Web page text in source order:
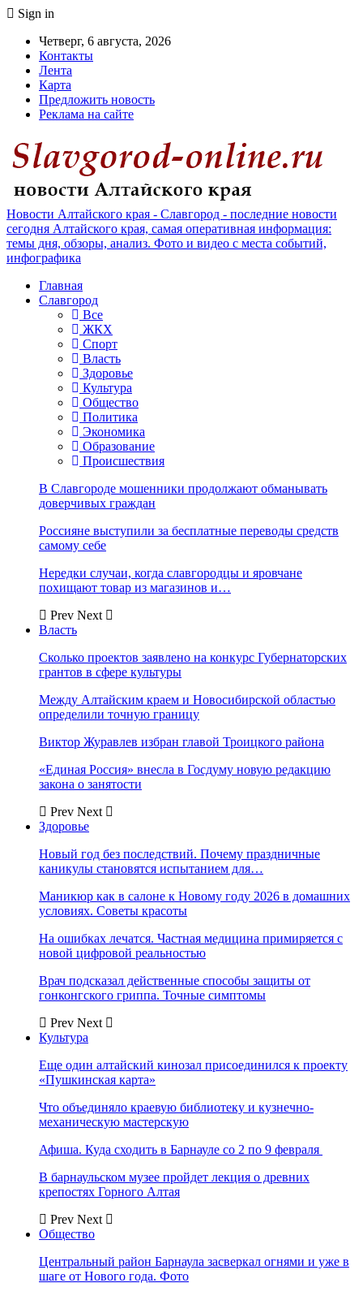
Sign in
Четверг, 6 августа, 2026
Контакты
Лента
Карта
Предложить новость
Реклама на сайте
Новости Алтайского края - Славгород - последние новости
сегодня Алтайского края, самая оперативная информация:
темы дня, обзоры, анализ. Фото и видео с места событий,
инфографика
Главная
Славгород
Все
ЖКХ
Спорт
Власть
Здоровье
Культура
Общество
Политика
Экономика
Образование
Происшествия
В Славгороде мошенники продолжают обманывать
доверчивых граждан
Россияне выступили за бесплатные переводы средств
самому себе
Нередки случаи, когда славгородцы и яровчане
похищают товар из магазинов и…
Prev Next
Власть
Сколько проектов заявлено на конкурс Губернаторских
грантов в сфере культуры
Между Алтайским краем и Новосибирской областью
определили точную границу
Виктор Журавлев избран главой Троицкого района
«Единая Россия» внесла в Госдуму новую редакцию
закона о занятости
Prev Next
Здоровье
Новый год без последствий. Почему праздничные
каникулы становятся испытанием для…
Маникюр как в салоне к Новому году 2026 в домашних
условиях. Советы красоты
На ошибках лечатся. Частная медицина примиряется с
новой цифровой реальностью
Врач подсказал действенные способы защиты от
гонконгского гриппа. Точные симптомы
Prev Next
Культура
Еще один алтайский кинозал присоединился к проекту
«Пушкинская карта»
Что объединяло краевую библиотеку и кузнечно-
механическую мастерскую
Афиша. Куда сходить в Барнауле со 2 по 9 февраля
В барнаульском музее пройдет лекция о древних
крепостях Горного Алтая
Prev Next
Общество
Центральный район Барнаула засверкал огнями и уже в
шаге от Нового года. Фото